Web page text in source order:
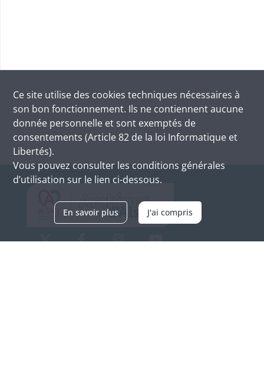
Ce site utilise des cookies techniques nécessaires à
son bon fonctionnement. Ils ne contiennent aucune
donnée personnelle et sont exemptés de
consentements (Article 82 de la loi Informatique et
Libertés).
Vous pouvez consulter les conditions générales
d’utilisation sur le lien ci-dessous.
En savoir plus J'ai compris